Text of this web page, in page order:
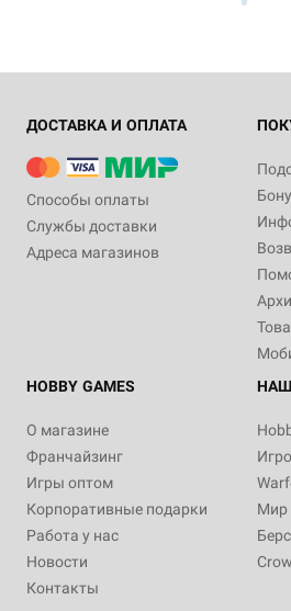
ДОСТАВКА И ОПЛАТА
Способы оплаты
Службы доставки
Адреса магазинов
HOBBY GAMES
О магазине
Франчайзинг
Игры оптом
Корпоративные подарки
Работа у нас
Новости
Контакты
Мир